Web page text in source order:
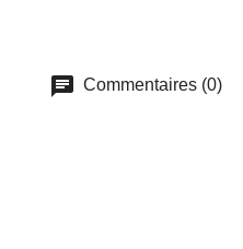
Commentaires (0)